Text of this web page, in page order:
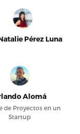
Pérez Luna
Alomá
de Proyectos en un
Startup